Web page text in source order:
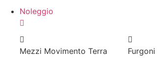
Noleggio
Mezzi Movimento Terra Furgoni